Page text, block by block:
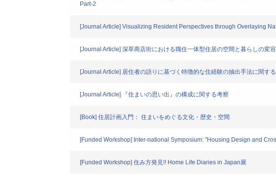
Part-2
[Journal Article] Visualizing Resident Perspectives through Overlaying
[Journal Article] 深草商店街における職住一体型住居の空間と暮らしの変容
[Journal Article] 居住者の語りに基づく特徴的な住経験の抽出手法に関す
[Journal Article] 『住まいの思い出』の構成に関する考察
[Book] 住居計画入門： 住まいをめぐる文化・歴史・空間
[Funded Workshop] Inter-national Symposium: "Housing Design and
[Funded Workshop] 住み方発見!! Home Life Diaries in Japan展